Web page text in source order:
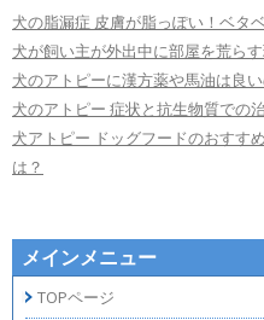
犬の脂漏症 皮膚が脂っぽい！ベタ
犬が飼い主が外出中に部屋を荒ら
犬のアトピーに漢方薬や馬油は良
犬のアトピー 症状と抗生物質での
犬アトピー ドッグフードのおすす
は？
メインメニュー
TOPページ